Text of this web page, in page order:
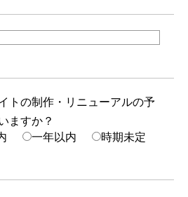
トの制作・リニューアルの予
ますか？
一年以内
時期未定